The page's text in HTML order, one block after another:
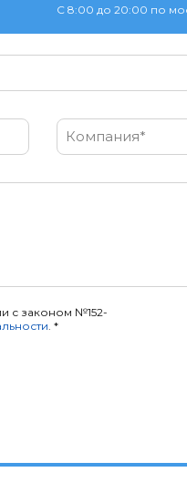
С 8:00 до 20:00 по
Компания*
с законом №152-
. *